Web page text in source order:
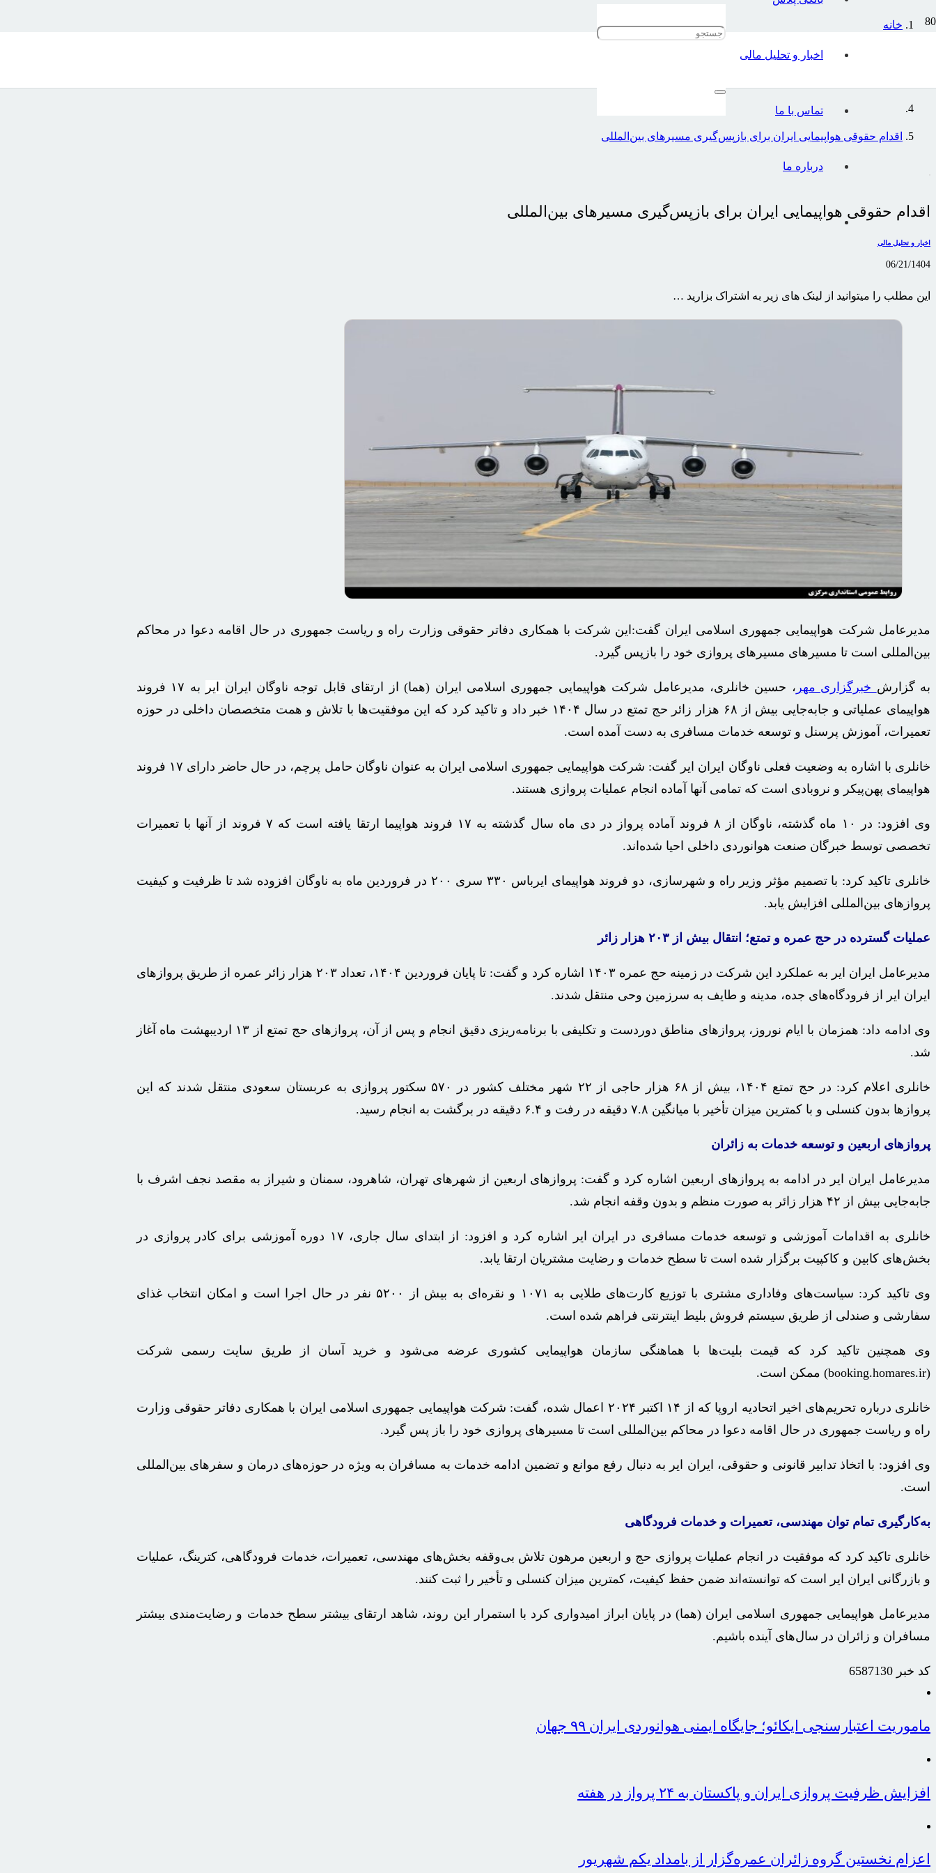
اخبار و تحلیل مالی
تماس با ما
درباره ما
خانه
اقدام حقوقی هواپیمایی ایران برای بازپس‌گیری مسیرهای بین‌المللی
اقدام حقوقی هواپیمایی ایران برای بازپس‌گیری مسیرهای بین‌المللی
اخبار و تحلیل مالی
06/21/1404
این مطلب را میتوانید از لینک های زیر به اشتراک بزارید …
مدیرعامل شرکت هواپیمایی جمهوری اسلامی ایران گفت:این شرکت با همکاری دفاتر حقوقی وزارت راه و ریاست جمهوری در حال اقامه دعوا در محاکم
بین‌المللی است تا مسیرهای مسیرهای پروازی خود را بازپس گیرد.
به گزارش خبرگزاری مهر ، حسین خانلری، مدیرعامل شرکت هواپیمایی جمهوری اسلامی ایران (هما) از ارتقای قابل توجه ناوگان ایران ایر
به ۱۷ فروند
هواپیمای عملیاتی و جابه‌جایی بیش از ۶۸ هزار زائر حج تمتع در سال ۱۴۰۴ خبر داد و تاکید کرد که این موفقیت‌ها با تلاش و همت متخصصان داخلی در حوزه
تعمیرات، آموزش پرسنل و توسعه خدمات مسافری به دست آمده است.
خانلری با اشاره به وضعیت فعلی ناوگان ایران ایر گفت: شرکت هواپیمایی جمهوری اسلامی ایران به عنوان ناوگان حامل پرچم، در حال حاضر دارای ۱۷ فروند
هواپیمای پهن‌پیکر و نروبادی است که تمامی آنها آماده انجام عملیات پروازی هستند.
وی افزود: در ۱۰ ماه گذشته، ناوگان از ۸ فروند آماده پرواز در دی ماه سال گذشته به ۱۷ فروند هواپیما ارتقا یافته است که ۷ فروند از آنها با تعمیرات
تخصصی توسط خبرگان صنعت هوانوردی داخلی احیا شده‌اند.
خانلری تاکید کرد: با تصمیم مؤثر وزیر راه و شهرسازی، دو فروند هواپیمای ایرباس ۳۳۰ سری ۲۰۰ در فروردین ماه به ناوگان افزوده شد تا ظرفیت و کیفیت
پروازهای بین‌المللی افزایش یابد.
عملیات گسترده در حج عمره و تمتع؛ انتقال بیش از ۲۰۳ هزار زائر
مدیرعامل ایران ایر به عملکرد این شرکت در زمینه حج عمره ۱۴۰۳ اشاره کرد و گفت: تا پایان فروردین ۱۴۰۴، تعداد ۲۰۳ هزار زائر عمره از طریق پروازهای
ایران ایر از فرودگاه‌های جده، مدینه و طایف به سرزمین وحی منتقل شدند.
وی ادامه داد: همزمان با ایام نوروز، پروازهای مناطق دوردست و تکلیفی با برنامه‌ریزی دقیق انجام و پس از آن، پروازهای حج تمتع از ۱۳ اردیبهشت ماه آغاز
شد.
خانلری اعلام کرد: در حج تمتع ۱۴۰۴، بیش از ۶۸ هزار حاجی از ۲۲ شهر مختلف کشور در ۵۷۰ سکتور پروازی به عربستان سعودی منتقل شدند که این
پروازها بدون کنسلی و با کمترین میزان تأخیر با میانگین ۷.۸ دقیقه در رفت و ۶.۴ دقیقه در برگشت به انجام رسید.
پروازهای اربعین و توسعه خدمات به زائران
مدیرعامل ایران ایر در ادامه به پروازهای اربعین اشاره کرد و گفت: پروازهای اربعین از شهرهای تهران، شاهرود، سمنان و شیراز به مقصد نجف اشرف با
جابه‌جایی بیش از ۴۲ هزار زائر به صورت منظم و بدون وقفه انجام شد.
خانلری به اقدامات آموزشی و توسعه خدمات مسافری در ایران ایر اشاره کرد و افزود: از ابتدای سال جاری، ۱۷ دوره آموزشی برای کادر پروازی در
بخش‌های کابین و کاکپیت برگزار شده است تا سطح خدمات و رضایت مشتریان ارتقا یابد.
وی تاکید کرد: سیاست‌های وفاداری مشتری با توزیع کارت‌های طلایی به ۱۰۷۱ و نقره‌ای به بیش از ۵۲۰۰ نفر در حال اجرا است و امکان انتخاب غذای
سفارشی و صندلی از طریق سیستم فروش بلیط اینترنتی فراهم شده است.
وی همچنین تاکید کرد که قیمت بلیت‌ها با هماهنگی سازمان هواپیمایی کشوری عرضه می‌شود و خرید آسان از طریق سایت رسمی شرکت
(booking.homares.ir) ممکن است.
خانلری درباره تحریم‌های اخیر اتحادیه اروپا که از ۱۴ اکتبر ۲۰۲۴ اعمال شده، گفت: شرکت هواپیمایی جمهوری اسلامی ایران با همکاری دفاتر حقوقی وزارت
راه و ریاست جمهوری در حال اقامه دعوا در محاکم بین‌المللی است تا مسیرهای پروازی خود را باز پس گیرد.
وی افزود: با اتخاذ تدابیر قانونی و حقوقی، ایران ایر به دنبال رفع موانع و تضمین ادامه خدمات به مسافران به ویژه در حوزه‌های درمان و سفرهای بین‌المللی
است.
به‌کارگیری تمام توان مهندسی، تعمیرات و خدمات فرودگاهی
خانلری تاکید کرد که موفقیت در انجام عملیات پروازی حج و اربعین مرهون تلاش بی‌وقفه بخش‌های مهندسی، تعمیرات، خدمات فرودگاهی،کترینگ، عملیات
و بازرگانی ایران ایر است که توانسته‌اند ضمن حفظ کیفیت، کمترین میزان کنسلی و تأخیر را ثبت کنند.
مدیرعامل هواپیمایی جمهوری اسلامی ایران (هما) در پایان ابراز امیدواری کرد با استمرار این روند، شاهد ارتقای بیشتر سطح خدمات و رضایت‌مندی بیشتر
مسافران و زائران در سال‌های آینده باشیم.
کد خبر 6587130
ماموریت اعتبارسنجی ایکائو؛ جایگاه ایمنی هوانوردی ایران ۹۹ جهان
افزایش ظرفیت پروازی ایران و پاکستان به ۲۴ پرواز در هفته
اعزام نخستین گروه زائران عمره‌گزار از بامداد یکم شهریور